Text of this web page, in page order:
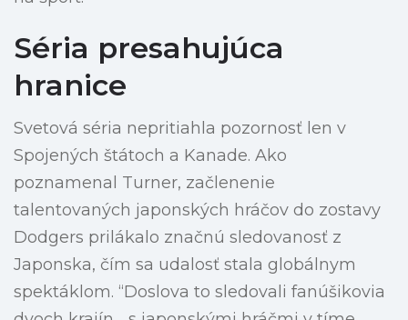
Séria presahujúca
hranice
Svetová séria nepritiahla pozornosť len v
Spojených štátoch a Kanade. Ako
poznamenal Turner, začlenenie
talentovaných japonských hráčov do zostavy
Dodgers prilákalo značnú sledovanosť z
Japonska, čím sa udalosť stala globálnym
spektáklom. “Doslova to sledovali fanúšikovia